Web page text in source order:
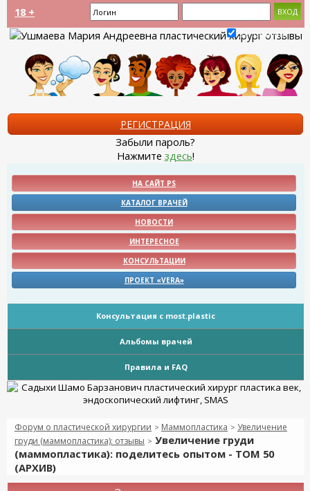
18 +
Запомнить?
РЕГИСТРАЦИЯ
Забыли пароль?
Нажмите здесь!
НА САЙТ PS
КАТАЛОГ ВРАЧЕЙ
НОВОСТИ
ИНТЕРЕСНОЕ
КОНСУЛЬТАЦИИ
ПРОЕКТ «VERA»
Консультация с most.plastic
Альбомы врачей
Правила и FAQ
Форум о пластической хирургии > Маммопластика > Увеличение
груди (маммопластика): отзывы > Увеличение груди
(маммопластика): поделитесь опытом - ТОМ 50
(АРХИВ)